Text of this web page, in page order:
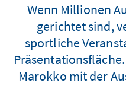
Wenn Millionen
gerichtet sind,
sportliche
Marokko mit der